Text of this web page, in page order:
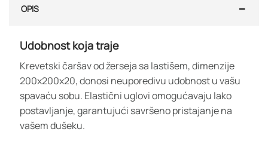
OPIS
Udobnost koja traje
Krevetski čaršav od žerseja sa lastišem, dimenzije
200x200x20, donosi neuporedivu udobnost u vašu
spavaću sobu. Elastični uglovi omogućavaju lako
postavljanje, garantujući savršeno pristajanje na
vašem dušeku.